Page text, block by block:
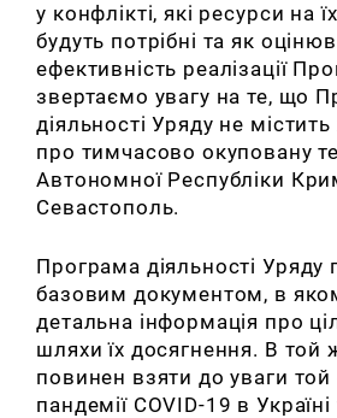
у конфлікті, які ресурси на
будуть потрібні та як
ефективність реалізації
звертаємо увагу на те, що
діяльності Уряду не
про тимчасово окуповану
Автономної Республіки
Севастополь.
Програма діяльності Уряду
базовим документом, в
детальна інформація про
шляхи їх досягнення. В той
повинен взяти до уваги
пандемії COVID-19 в